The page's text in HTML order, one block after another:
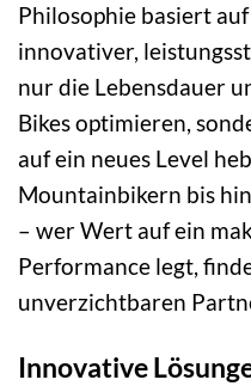
Philosophie basiert
innovativer,
nur die Lebensdauer
Bikes optimieren,
auf ein neues Level
Mountainbikern bis
– wer Wert auf ein
Performance legt,
unverzichtbaren
Innovative